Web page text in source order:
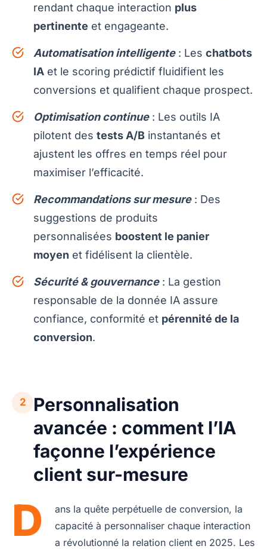
rendant chaque interaction plus
pertinente et engageante.
Automatisation intelligente: Les chatbots
IA et le scoring prédictif fluidifient les
conversions et qualifient chaque prospect.
Optimisation continue: Les outils IA
pilotent des tests A/B instantanés et
ajustent les offres en temps réel pour
maximiser l’efficacité.
Recommandations sur mesure: Des
suggestions de produits
personnalisées boostent le panier
moyen et fidélisent la clientèle.
Sécurité & gouvernance: La gestion
responsable de la donnée IA assure
confiance, conformité et pérennité de la
conversion.
2
Personnalisation
avancée : comment l’IA
façonne l’expérience
client sur-mesure
D
ans la quête perpétuelle de conversion, la
capacité à personnaliser chaque interaction
a révolutionné la relation client en 2025. Les